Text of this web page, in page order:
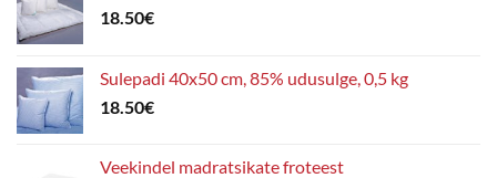
18.50€
Sulepadi 40x50 cm, 85% udusulge, 0,5 kg
18.50€
Veekindel madratsikate froteest